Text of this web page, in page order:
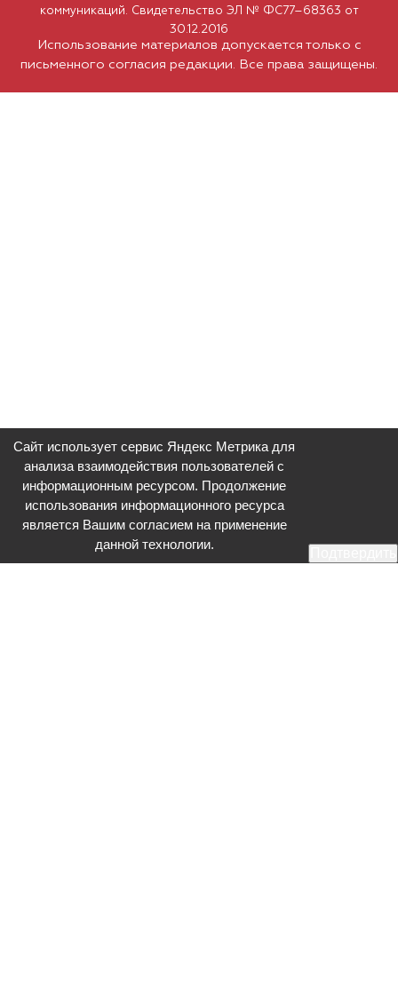
Использование материалов допускается только с
письменного согласия редакции. Все права защищены.
коммуникаций. Свидетельство ЭЛ № ФС77–68363 от
30.12.2016
Сайт использует сервис Яндекс Метрика для
анализа взаимодействия пользователей с
информационным ресурсом. Продолжение
использования информационного ресурса
является Вашим согласием на применение
данной технологии.